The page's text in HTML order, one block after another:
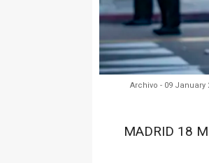
Archivo - 09
MADRID 18